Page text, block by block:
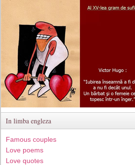
In limba engleza
Famous couples
Love poems
Love quotes